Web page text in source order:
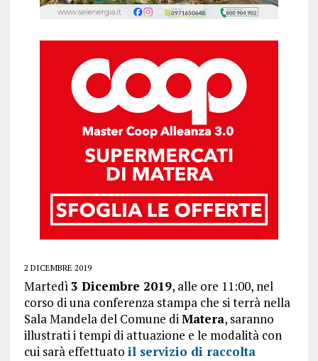
2 DICEMBRE 2019
Martedì3 Dicembre 2019, alle ore 11:00, nel
corso di una conferenza stampa che si terrà nella
Sala Mandela del Comune diMatera, saranno
illustrati i tempi di attuazione e le modalità con
cui sarà effettuato il servizio di raccolta